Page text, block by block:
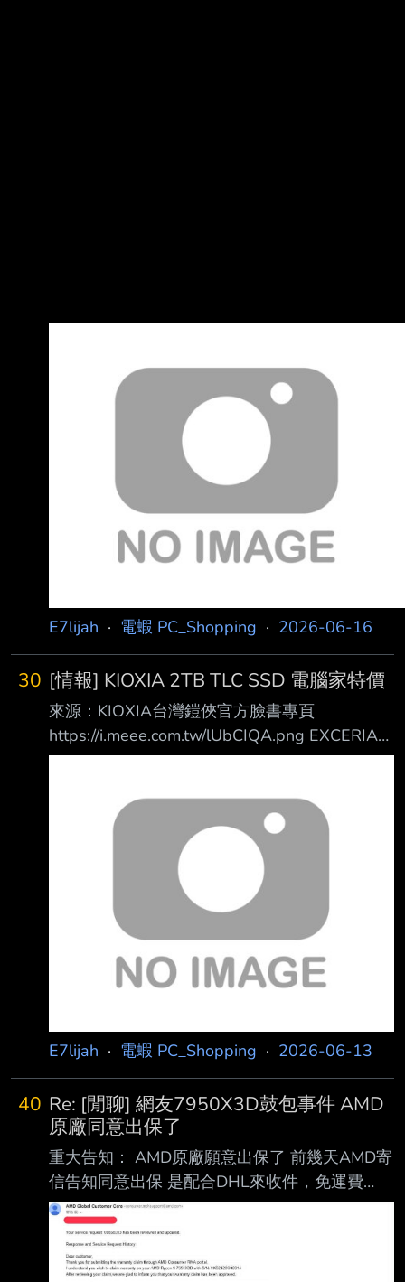
E7lijah · 電蝦 PC_Shopping · 2026-06-16
30 [情報] KIOXIA 2TB TLC SSD 電腦家特價
來源：KIOXIA台灣鎧俠官方臉書專頁
https://i.meee.com.tw/lUbCIQA.png EXCERIA
PLUS 外接式 SSD 行動固態硬碟 | 2TB 限時優
G3 NVMe™ SSD | 2TB 限時優惠價 6888 限
6/24當日搶購 TransMemory U366 USB (2入) |
128GB 限時優惠價 699 即日起~6/20 EXCERIA
HIGH ENDURANCE microSD 記憶卡 | 2
E7lijah · 電蝦 PC_Shopping · 2026-06-13
40 Re: [閒聊] 網友7950X3D鼓包事件 AMD
原廠同意出保了
重大告知： AMD原廠願意出保了 前幾天AMD寄
信告知同意出保 是配合DHL來收件，免運費
https://iili.io/CBbZvst.jpg
https://iili.io/CBbZkXI.jpg 看起來跟前幾天板友
分享的送修流程差不多